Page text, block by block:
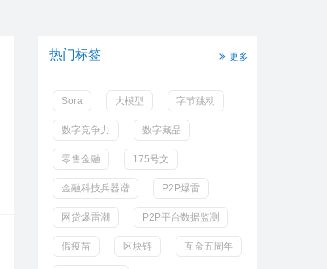
热门标签 更多
Sora 大模型 字节跳动
数字竞争力 数字藏品
零售金融 175号文
金融科技兵器谱 P2P爆雷
网贷爆雷潮 P2P平台数据监测
假疫苗 区块链 互金五周年